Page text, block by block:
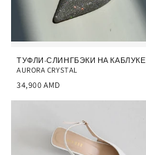
ТУФЛИ-СЛИНГБЭКИ НА КАБЛУКЕ
AURORA CRYSTAL
34,900 AMD